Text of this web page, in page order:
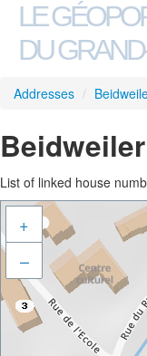
LE
DU
Addresses /
List of linked house
+
–